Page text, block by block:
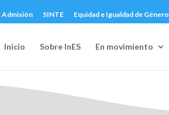
Admisión SINTE Equidad e Igualdad de Género
Inicio Sobre InES En movimiento